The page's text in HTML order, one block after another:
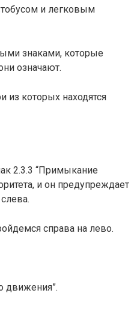
и легковым
знаками, которые
означают.
которых находятся
2.3.3 “Примыкание
и он предупреждает
справа на лево.
движения”.